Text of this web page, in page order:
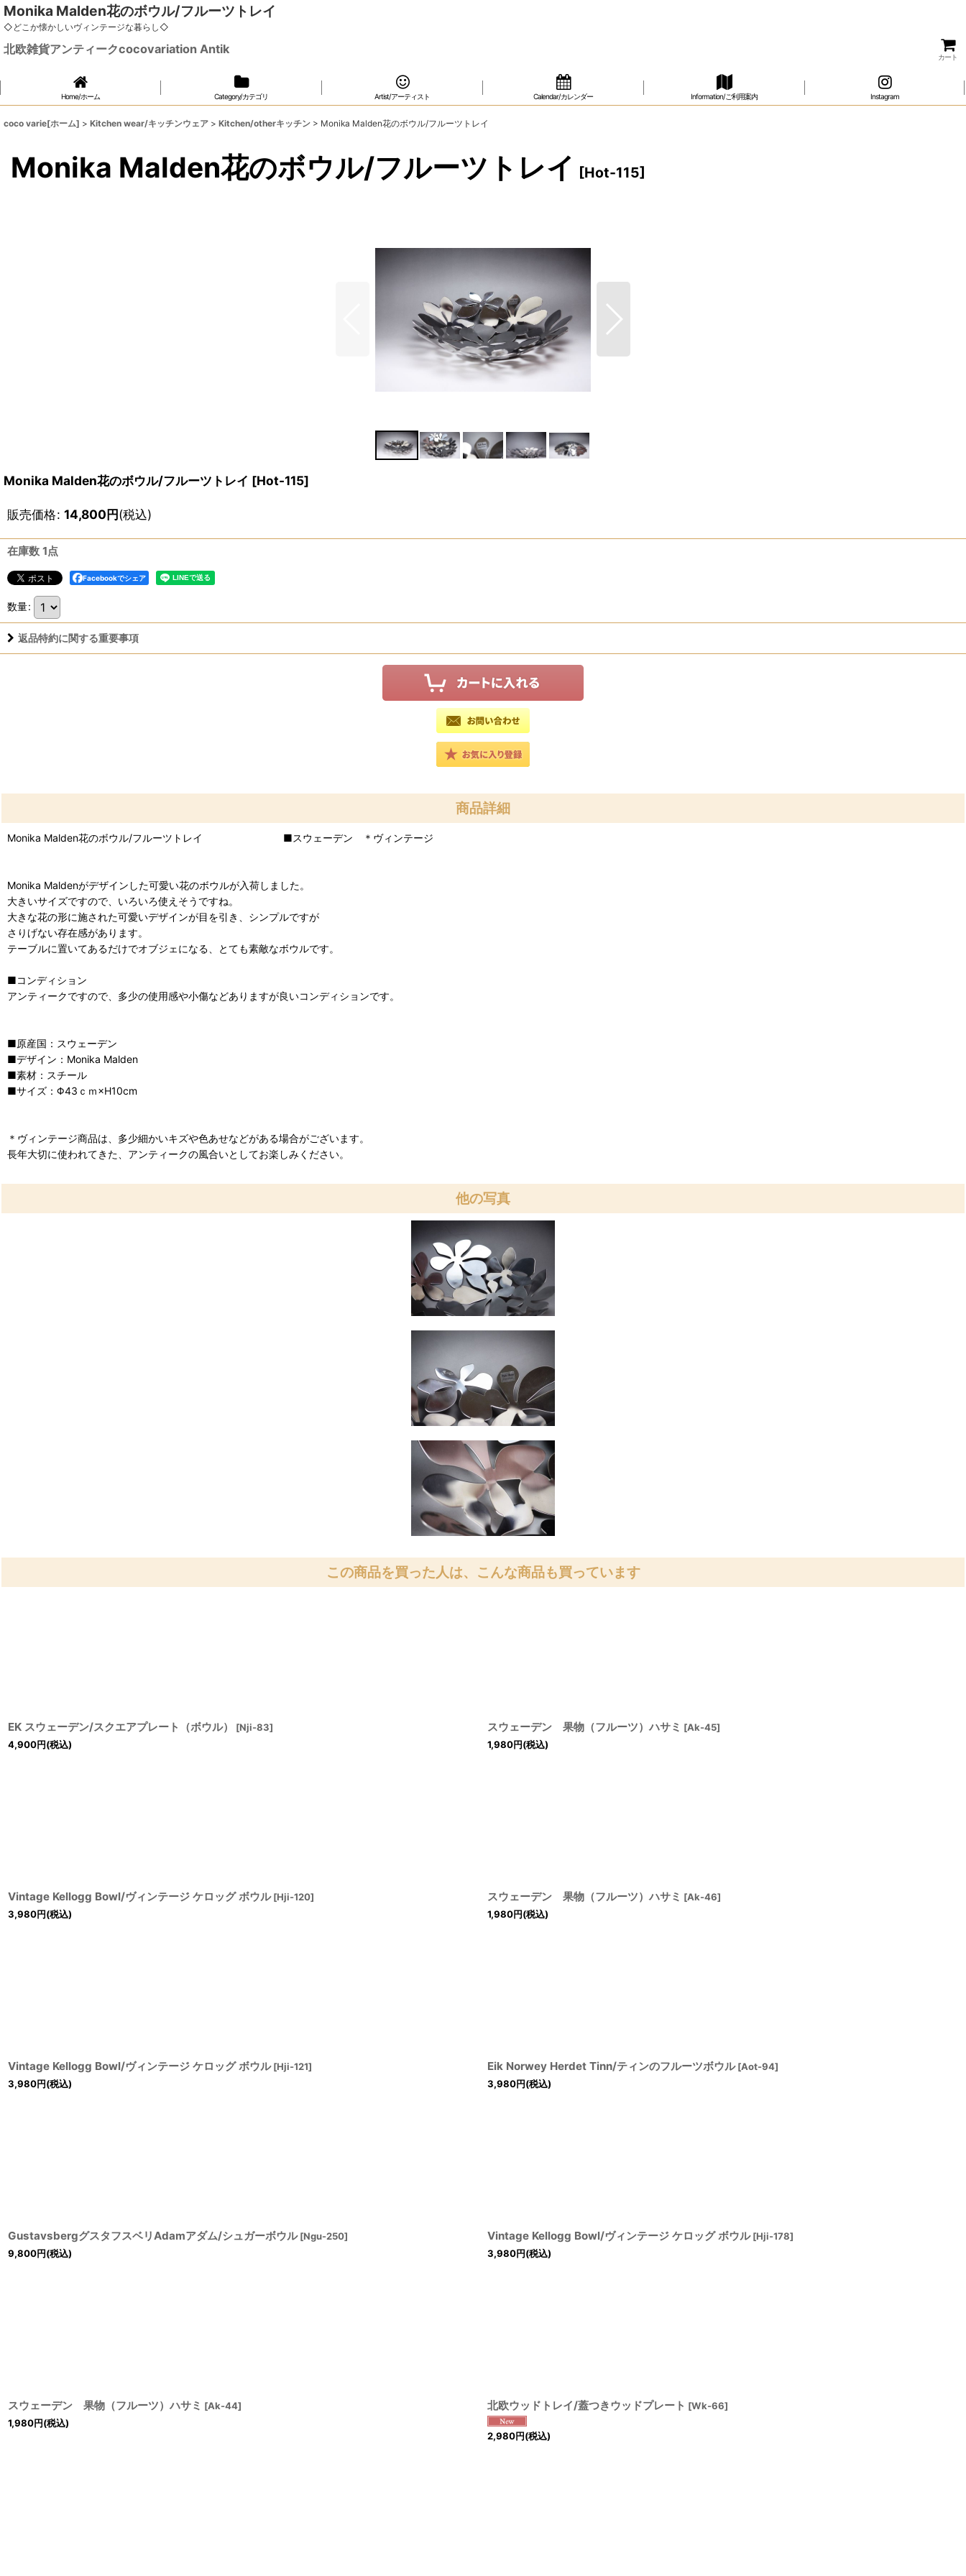
Monika Malden花のボウル/フルーツトレイ
◇どこか懐かしいヴィンテージな暮らし◇
北欧雑貨アンティークcocovariation Antik
カート
Home/ホーム Category/カテゴリ Artist/アーティスト Calendar/カレンダー Information/ご利用案内 Instagram
coco varie[ホーム] > Kitchen wear/キッチンウェア > Kitchen/otherキッチン > Monika Malden花のボウル/フルーツトレイ
Monika Malden花のボウル/フルーツトレイ [Hot-115]
Monika Malden花のボウル/フルーツトレイ [Hot-115]
販売価格: 14,800円(税込)
在庫数 1点
Facebookでシェア
数量:
返品特約に関する重要事項
商品詳細
Monika Malden花のボウル/フルーツトレイ ■スウェーデン ＊ヴィンテージ
Monika Maldenがデザインした可愛い花のボウルが入荷しました。
大きいサイズですので、いろいろ使えそうですね。
大きな花の形に施された可愛いデザインが目を引き、シンプルですが
さりげない存在感があります。
テーブルに置いてあるだけでオブジェになる、とても素敵なボウルです。
■コンディション
アンティークですので、多少の使用感や小傷などありますが良いコンディションです。
■原産国：スウェーデン
■デザイン：Monika Malden
■素材：スチール
■サイズ：Φ43ｃｍ×H10cm
＊ヴィンテージ商品は、多少細かいキズや色あせなどがある場合がございます。
長年大切に使われてきた、アンティークの風合いとしてお楽しみください。
他の写真
この商品を買った人は、こんな商品も買っています
EK スウェーデン/スクエアプレート（ボウル） [Nji-83]
4,900円(税込)
スウェーデン 果物（フルーツ）ハサミ [Ak-45]
1,980円(税込)
Vintage Kellogg Bowl/ヴィンテージ ケロッグ ボウル [Hji-120]
3,980円(税込)
スウェーデン 果物（フルーツ）ハサミ [Ak-46]
1,980円(税込)
Vintage Kellogg Bowl/ヴィンテージ ケロッグ ボウル [Hji-121]
3,980円(税込)
Eik Norwey Herdet Tinn/ティンのフルーツボウル [Aot-94]
3,980円(税込)
GustavsbergグスタフスベリAdamアダム/シュガーボウル [Ngu-250]
9,800円(税込)
Vintage Kellogg Bowl/ヴィンテージ ケロッグ ボウル [Hji-178]
3,980円(税込)
スウェーデン 果物（フルーツ）ハサミ [Ak-44]
1,980円(税込)
北欧ウッドトレイ/蓋つきウッドプレート [Wk-66]
2,980円(税込)